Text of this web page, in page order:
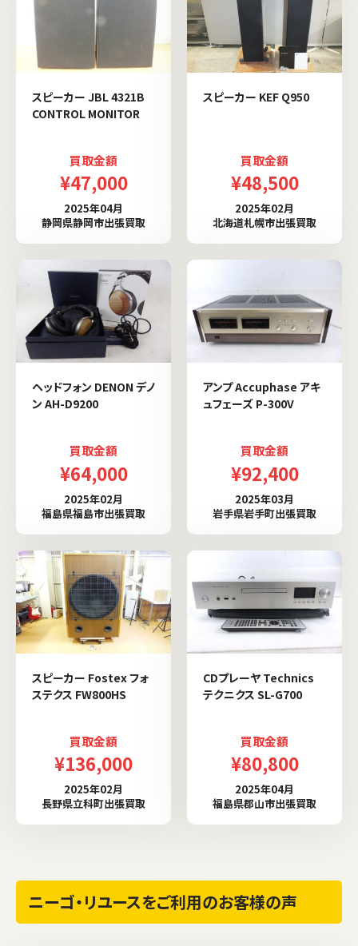
スピーカー JBL 4321B
CONTROL MONITOR
買取金額
¥47,000
2025年04月
静岡県静岡市出張買取
スピーカー KEF Q950
買取金額
¥48,500
2025年02月
北海道札幌市出張買取
ヘッドフォン DENON デノ
ン AH-D9200
買取金額
¥64,000
2025年02月
福島県福島市出張買取
アンプ Accuphase アキ
ュフェーズ P-300V
買取金額
¥92,400
2025年03月
岩手県岩手町出張買取
スピーカー Fostex フォ
ステクス FW800HS
買取金額
¥136,000
2025年02月
長野県立科町出張買取
CDプレーヤ Technics
テクニクス SL-G700
買取金額
¥80,800
2025年04月
福島県郡山市出張買取
ニーゴ・リユースをご利用のお客様の声